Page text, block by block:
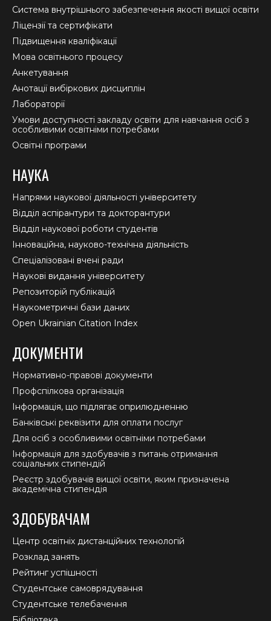
new
window
new
window
new
window
Система внутрішнього забезпечення якості вищої освіти
Ліцензії та сертифікати
Підвищення кваліфікації
Мова освітнього процесу
Анкетування
Анотації вибіркових дисциплін
Лабораторії
Умови доступності закладу освіти для навчання осіб з
особливими освітніми потребами
Освітні програми
НАУКА
Напрями наукової діяльності університету
Відділ аспірантури та докторантури
Відділ наукової роботи студентів
Інноваційна, науково-технічна діяльність
Спеціалізовані вчені ради
Наукові видання університету
Репозиторій публікацій
Наукометричні бази даних
Open Ukrainian Citation Index
ДОКУМЕНТИ
Нормативно-правові документи
Профспілкова організація
Інформація, що підлягає оприлюдненню
Банківські реквізити для оплати послуг
Для осіб з особливими освітніми потребами
Інформація для здобувачів з питань отримання
соціальних стипендій
Реєстр здобувачів вищої освіти, яким призначена
академічна стипендія
ЗДОБУВАЧАМ
Центр освітніх дистанційних технологій
Розклад занять
Рейтинг успішності
Студентське самоврядування
Студентське телебачення